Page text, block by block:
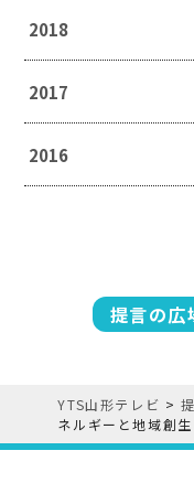
2018
2017
2016
提言の広
YTS山形テレビ >
ネルギーと地域創生